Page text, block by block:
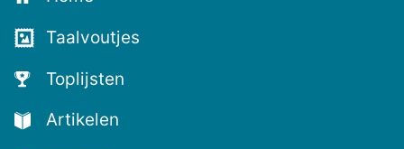
voor
de
nieuwste
voutjes
en
de
voutste
Taalvoutjes
Toplijsten
Artikelen